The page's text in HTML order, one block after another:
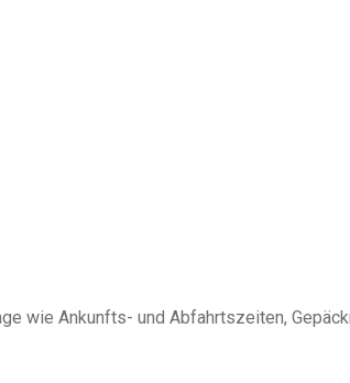
wie Ankunfts- und Abfahrtszeiten,